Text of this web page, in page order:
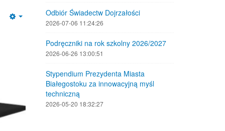
Odbiór Świadectw Dojrzałości
2026-07-06 11:24:26
Podręczniki na rok szkolny 2026/2027
2026-06-26 13:00:51
Stypendium Prezydenta Miasta
Białegostoku za innowacyjną myśl
techniczną
2026-05-20 18:32:27